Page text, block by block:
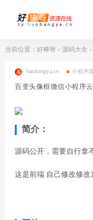
当前位置： 好棒呀 > 源码大全 >
haobangya.cn 小程序
百变头像框微信小程序
简介：
源码公开，需要自行拿
这是前端 自己修改修